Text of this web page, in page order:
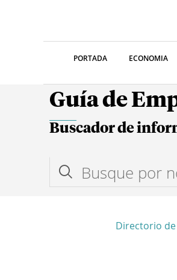
PORTADA ECONOMIA
Guía de
Buscador de
Directorio